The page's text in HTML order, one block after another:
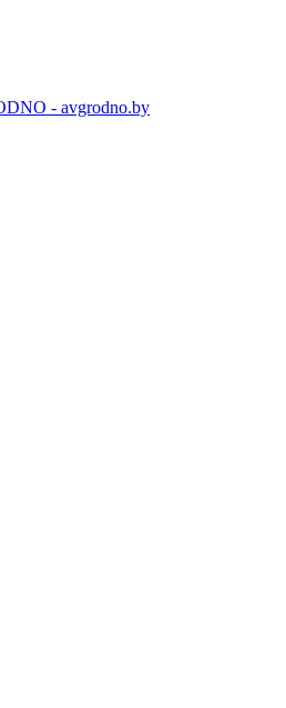
- avgrodno.by